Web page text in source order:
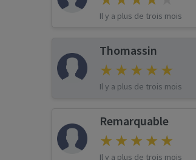
Il y a plus de trois mois
Thomassin
Il y a plus de trois mois
Remarquable
Il y a plus de trois mois